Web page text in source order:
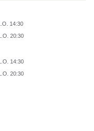
L.O. 14:30
L.O. 20:30
L.O. 14:30
L.O. 20:30